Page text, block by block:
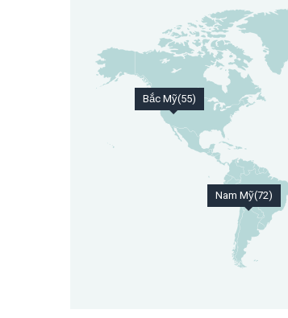
Bắc Mỹ(55)
Nam Mỹ(72)